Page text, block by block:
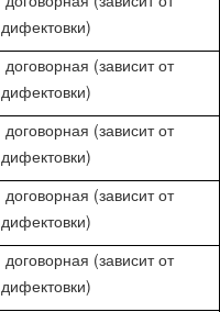
дифектовки)
договорная (зависит от
дифектовки)
договорная (зависит от
дифектовки)
договорная (зависит от
дифектовки)
договорная (зависит от
дифектовки)